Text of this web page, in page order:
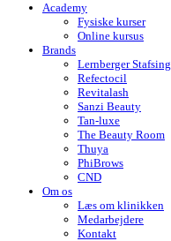
Academy
Fysiske kurser
Online kursus
Brands
Lernberger Stafsing
Refectocil
Revitalash
Sanzi Beauty
Tan-luxe
The Beauty Room
Thuya
PhiBrows
CND
Om os
Læs om klinikken
Medarbejdere
Kontakt